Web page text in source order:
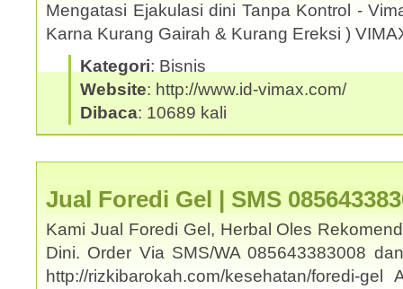
Mengatasi Ejakulasi dini Tanpa Kontrol -
Karna Kurang Gairah & Kurang Ereksi )
Kategori: Bisnis
Website: http://www.id-vimax.com/
Dibaca: 10689 kali
Jual Foredi Gel | SMS
Kami Jual Foredi Gel, Herbal Oles
Dini. Order Via SMS/WA 085643383008
http://rizkibarokah.com/kesehatan/foredi-